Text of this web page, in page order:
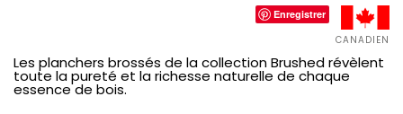
Enregistrer
CANADIEN
Les planchers brossés de la collection Brushed révèlent
toute la pureté et la richesse naturelle de chaque
essence de bois.